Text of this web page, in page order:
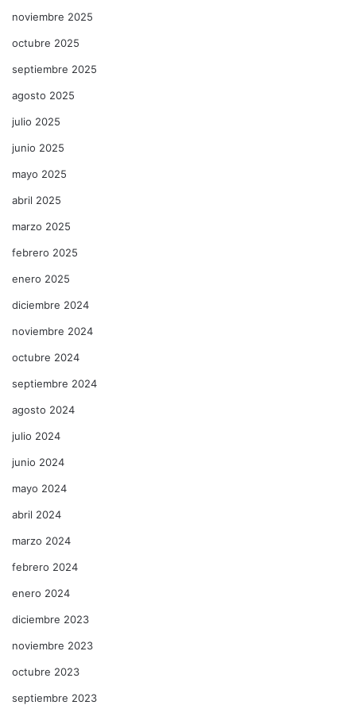
noviembre 2025
octubre 2025
septiembre 2025
agosto 2025
julio 2025
junio 2025
mayo 2025
abril 2025
marzo 2025
febrero 2025
enero 2025
diciembre 2024
noviembre 2024
octubre 2024
septiembre 2024
agosto 2024
julio 2024
junio 2024
mayo 2024
abril 2024
marzo 2024
febrero 2024
enero 2024
diciembre 2023
noviembre 2023
octubre 2023
septiembre 2023